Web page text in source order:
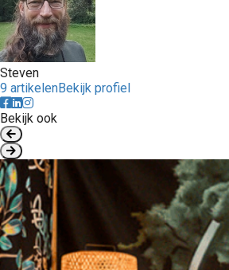
Steven
9 artikelenBekijk profiel
Bekijk ook